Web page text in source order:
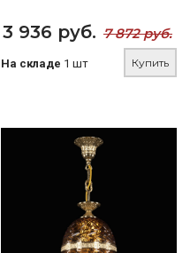
3 936 руб. 7 872 руб.
На складе 1 шт Купить